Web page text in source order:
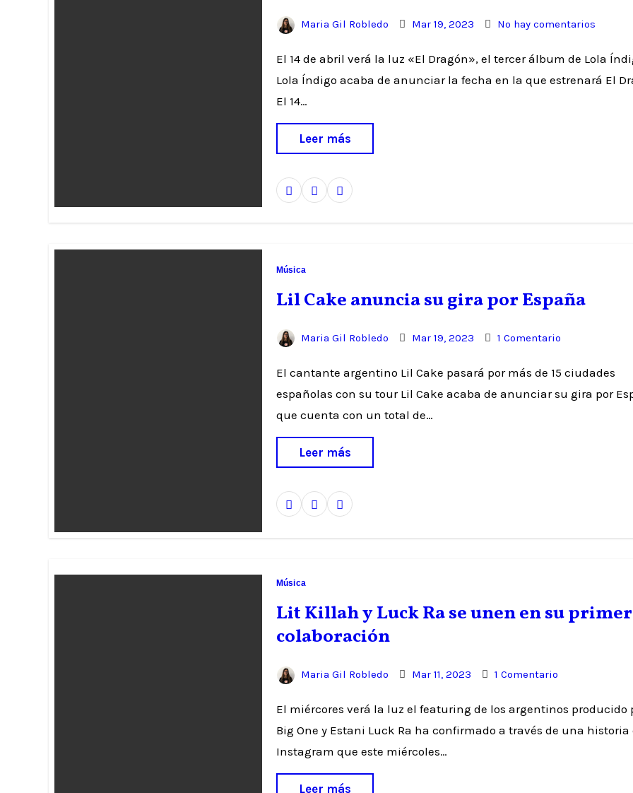
Maria Gil Robledo Mar 19, 2023 No hay comentarios
El 14 de abril verá la luz «El Dragón», el tercer álbum de Lola Índigo
Lola Índigo acaba de anunciar la fecha en la que estrenará El
El 14…
Leer más
Música
Lil Cake anuncia su gira por España
Maria Gil Robledo Mar 19, 2023 1 Comentario
El cantante argentino Lil Cake pasará por más de 15 ciudades
españolas con su tour Lil Cake acaba de anunciar su gira por
que cuenta con un total de…
Leer más
Música
Lit Killah y Luck Ra se unen en su
colaboración
Maria Gil Robledo Mar 11, 2023 1 Comentario
El miércores verá la luz el featuring de los argentinos producido por
Big One y Estani Luck Ra ha confirmado a través de una historia
Instagram que este miércoles…
Leer más